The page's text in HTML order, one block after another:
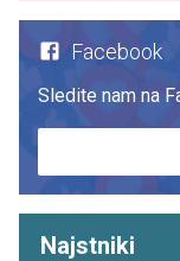
Facebook
Sledite nam na
Najstniki